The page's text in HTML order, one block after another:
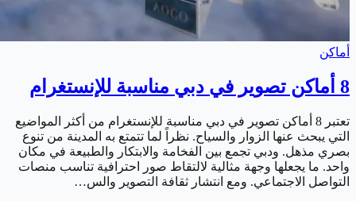
أماكن
8 أماكن تصوير في دبي مناسبة للإنستغرام
تعتبر 8 أماكن تصوير في دبي مناسبة للإنستغرام من أكثر المواضيع
التي يبحث عنها الزوار والسياح. نظراً لما تتمتع به المدينة من تنوع
بصري مذهل. ودبي تجمع بين الفخامة والابتكار والطبيعة في مكان
واحد. ما يجعلها وجهة مثالية لالتقاط صور احترافية تناسب منصات
التواصل الاجتماعي. ومع انتشار ثقافة التصوير والس…